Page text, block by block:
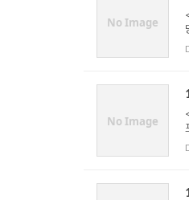
No Image
No Image